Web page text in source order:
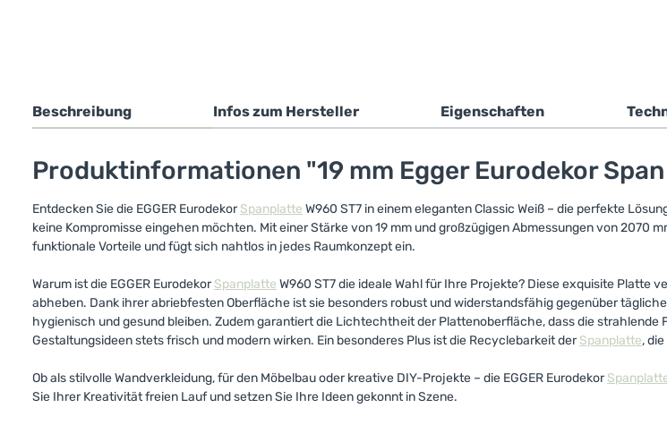
Beschreibung Infos zum Hersteller Eigenschaften
Produktinformationen "19 mm Egger Eurodekor Span
Entdecken Sie die EGGER EurodekorSpanplatte W960 ST7 in einem eleganten Classic Weiß – die perfekte
keine Kompromisse eingehen möchten. Mit einer Stärke von 19 mm und großzügigen Abmessungen von
funktionale Vorteile und fügt sich nahtlos in jedes Raumkonzept ein.
Warum ist die EGGER EurodekorSpanplatte W960 ST7 die ideale Wahl für Ihre Projekte? Diese exquisite
abheben. Dank ihrer abriebfesten Oberfläche ist sie besonders robust und widerstandsfähig gegenüber
hygienisch und gesund bleiben. Zudem garantiert die Lichtechtheit der Plattenoberfläche, dass die
Gestaltungsideen stets frisch und modern wirken. Ein besonderes Plus ist die Recyclebarkeit derSpanplatte,
Ob als stilvolle Wandverkleidung, für den Möbelbau oder kreative DIY-Projekte – die EGGER Eurodekor
Sie Ihrer Kreativität freien Lauf und setzen Sie Ihre Ideen gekonnt in Szene.